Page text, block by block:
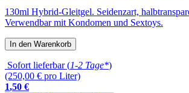
130ml Hybrid-Gleitgel. Seidenzart,
Verwendbar mit Kondomen und Sextoys.
In den Warenkorb
Sofort lieferbar (1-2 Tage*)
(250,00 € pro Liter)
1,50 €